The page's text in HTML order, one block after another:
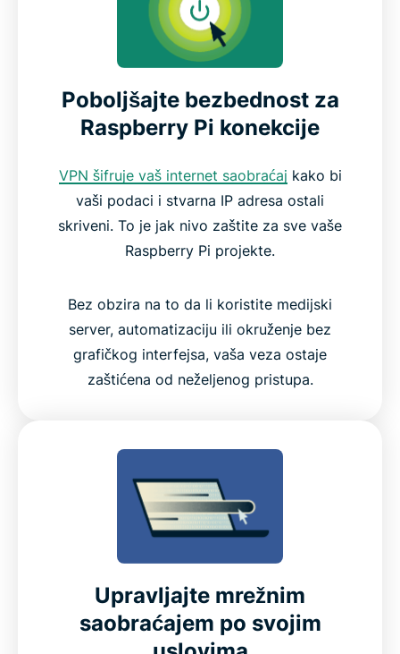
Raspberry Pi kompatibilnost i podrška za
operativne sisteme
Zašto odabrati ExpressVPN za Raspberry Pi
ExpressVPN naspram PiVPN-a
Recenzije zadovoljnih ExpressVPN korisnika
Najčešće postavljana pitanja: Upotreba
Isprobajte ExpressVPN za Raspberry Pi bez rizika
Iskustie najbolji VPN za Raspberry Pi
Poboljšajte bezbednost za
Raspberry Pi konekcije
VPN šifruje vaš internet saobraćaj kako bi
vaši podaci i stvarna IP adresa ostali
skriveni. To je jak nivo zaštite za sve vaše
Raspberry Pi projekte.
Bez obzira na to da li koristite medijski
server, automatizaciju ili okruženje bez
grafičkog interfejsa, vaša veza ostaje
zaštićena od neželjenog pristupa.
Upravljajte mrežnim
saobraćajem po svojim